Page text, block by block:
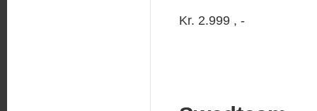
Kr. 2.999 , -